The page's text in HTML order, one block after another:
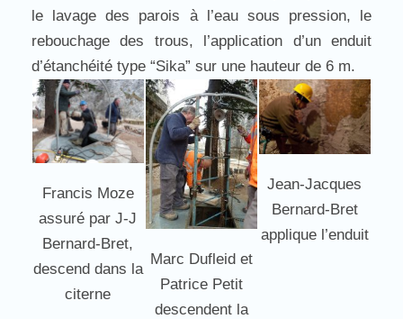
le lavage des parois à l’eau sous pression, le
rebouchage des trous, l’application d’un enduit
d’étanchéité type “Sika” sur une hauteur de 6 m.
Francis Moze
assuré par J-J
Bernard-Bret,
descend dans la
citerne
Marc Dufleid et
Patrice Petit
descendent la
Jean-Jacques
Bernard-Bret
applique l’enduit